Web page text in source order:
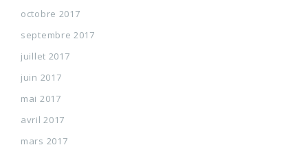
octobre 2017
septembre 2017
juillet 2017
juin 2017
mai 2017
avril 2017
mars 2017